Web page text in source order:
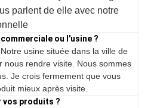
parlent de elle avec notre
ou l'usine ?
usine située dans la ville de
nous rendre visite. Nous sommes
Je crois fermement que vous
mieux après visite.
vos produits ?